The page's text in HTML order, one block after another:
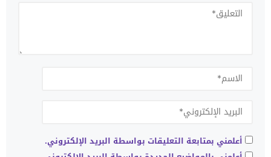
أعلمني بمتابعة التعليقات بواسطة البريد الإلكتروني.